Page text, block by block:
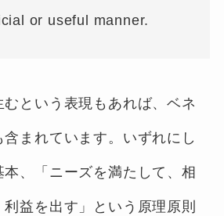
or useful manner.
という表現もあれば、ベネ
まれています。いずれにし
、「ニーズを満たして、相
益を出す」という原理原則